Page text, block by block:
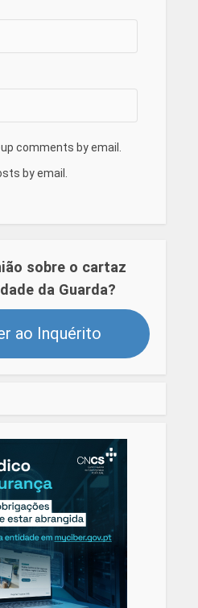
comments by email.
by email.
sobre o cartaz
da Guarda?
ao Inquérito